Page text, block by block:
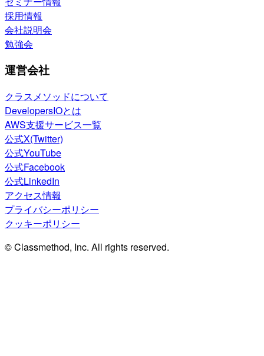
採用情報
会社説明会
勉強会
運営会社
クラスメソッドについて
DevelopersIOとは
AWS支援サービス一覧
公式X(Twitter)
公式YouTube
公式Facebook
公式LinkedIn
アクセス情報
プライバシーポリシー
クッキーポリシー
© Classmethod, Inc. All rights reserved.